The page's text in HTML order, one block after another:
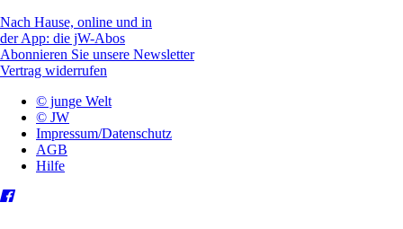
Nach Hause, online und in
der App: die jW-Abos
Abonnieren Sie unsere Newsletter
Vertrag widerrufen
© junge Welt
© JW
Impressum/Datenschutz
AGB
Hilfe